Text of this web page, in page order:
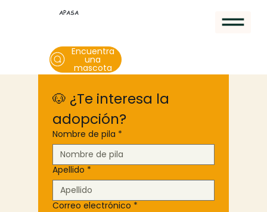
APASA
Encuentra
una
mascota
🐶 ¿Te interesa la
adopción?
Nombre de pila *
Apellido *
Correo electrónico *